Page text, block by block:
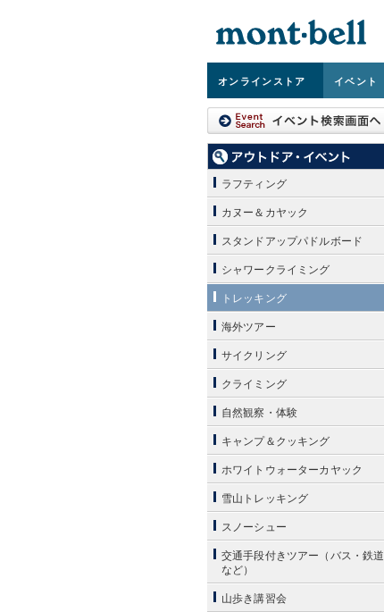
オンラインストア イベント
ラフティング
カヌー＆カヤック
スタンドアップパドルボード
シャワークライミング
トレッキング
海外ツアー
サイクリング
クライミング
自然観察・体験
キャンプ＆クッキング
ホワイトウォーターカヤック
雪山トレッキング
スノーシュー
交通手段付きツアー（バス・鉄道
など）
山歩き講習会